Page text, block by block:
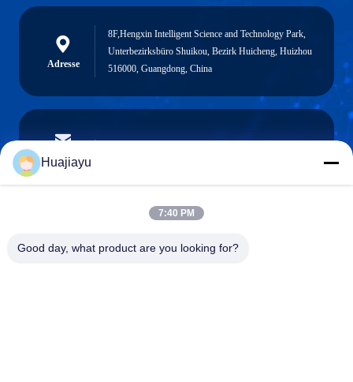
Adresse
8F,Hengxin Intelligent Science and Technology Park,
Unterbezirksbüro Shuikou, Bezirk Huicheng, Huizhou
516000, Guangdong, China
E-Mail
Telefon
Huajiayu
7:40 PM
Good day, what product are you looking for?